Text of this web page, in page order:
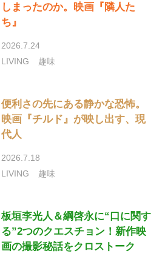
しまったのか。映画『隣人た
ち』
2026.7.24
LIVING
趣味
便利さの先にある静かな恐怖。
映画『チルド』が映し出す、現
代人
2026.7.18
LIVING
趣味
板垣李光人＆綱啓永に“口に関す
る”2つのクエスチョン！新作映
画の撮影秘話をクロストーク